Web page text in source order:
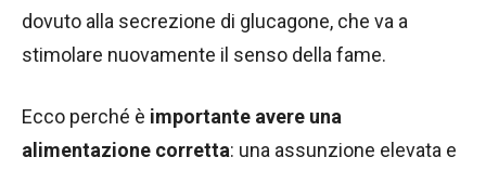
dovuto alla secrezione di glucagone, che va a
stimolare nuovamente il senso della fame.
Ecco perché è importante avere una
alimentazione corretta: una assunzione elevata e